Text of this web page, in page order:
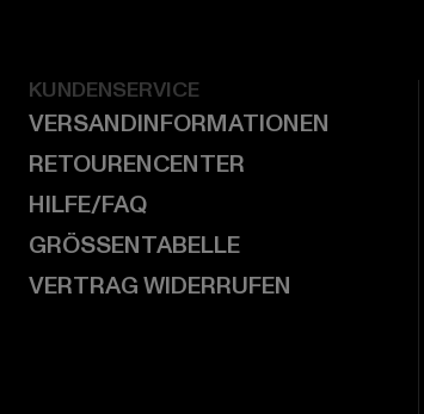
KUNDENSERVICE
VERSANDINFORMATIONEN
RETOURENCENTER
HILFE/FAQ
GRÖSSENTABELLE
VERTRAG WIDERRUFEN